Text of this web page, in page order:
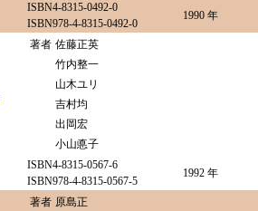
ISBN4-8315-0492-0
ISBN978-4-8315-0492-0
1990 年
著者 佐藤正英
竹内整一
山木ユリ
吉村均
出岡宏
小山悳子
ISBN4-8315-0567-6
ISBN978-4-8315-0567-5
1992 年
著者 原島正